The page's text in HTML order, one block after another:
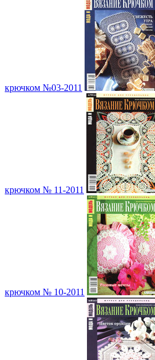
крючком №03-2011
крючком № 11-2011
крючком № 10-2011